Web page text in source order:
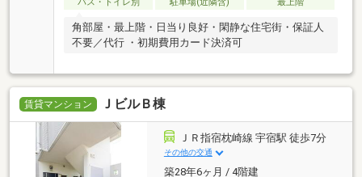
バス・トイレ別
駐車場(近隣含) 最上階
角部屋・最上階・日当り良好・閑静な住宅街・保証人
不要／代行 ・初期費用カード決済可
賃貸マンション ＪビルＢ棟
ＪＲ指宿枕崎線 宇宿駅 徒歩7分
その他の交通
築28年6ヶ月 / 4階建